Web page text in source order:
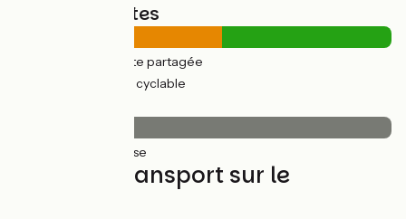
Types de routes
(55%) Route partagée
(45%) Voie cyclable
(100%) Lisse
Trains et transport sur le